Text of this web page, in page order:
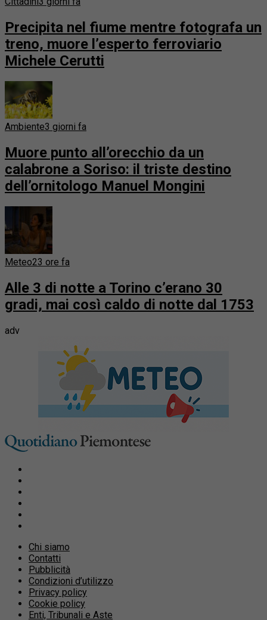
Precipita nel fiume mentre fotografa un
treno, muore l’esperto ferroviario
Michele Cerutti
Ambiente3 giorni fa
Muore punto all’orecchio da un
calabrone a Soriso: il triste destino
dell’ornitologo Manuel Mongini
Meteo23 ore fa
Alle 3 di notte a Torino c’erano 30
gradi, mai così caldo di notte dal 1753
adv
Chi siamo
Contatti
Pubblicità
Condizioni d’utilizzo
Privacy policy
Cookie policy
Enti, Tribunali e Aste